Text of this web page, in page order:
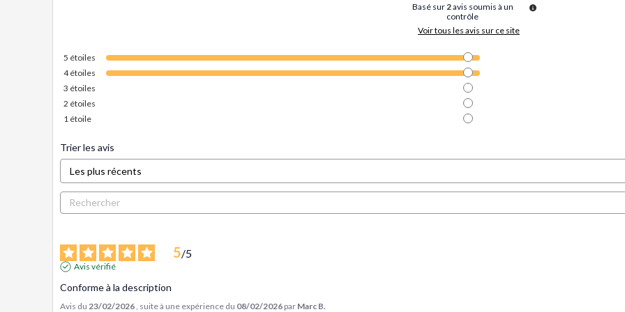
Basé sur 2avis soumis à un
contrôle
Voir tous les avis sur ce site
5 étoiles
4étoiles
3 étoiles
2 étoiles
1 étoile
Trier les avis
5/5
Avis vérifié
Conforme à la description
Avis du 23/02/2026 , suite à une expérience du 08/02/2026 par Marc B.